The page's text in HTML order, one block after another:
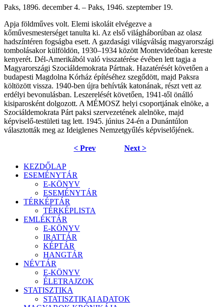
Paks, 1896. december 4. – Paks, 1946. szeptember 19.
Apja földműves volt. Elemi iskoláit elvégezve a
kőművesmesterséget tanulta ki. Az első világháborúban az olasz
hadszíntéren fogságba esett. A gazdasági világválság magyarországi
tombolásakor külföldön, 1930–1934 között Montevideóban kereste
kenyerét. Dél-Amerikából való visszatérése évében lett tagja a
Magyarországi Szociáldemokrata Pártnak. Hazatérését követően a
budapesti Magdolna Kórház építéséhez szegődött, majd Paksra
költözött vissza. 1940-ben újra behívták katonának, részt vett az
erdélyi bevonulásban. Leszerelését követően, 1941-től önálló
kisiparosként dolgozott. A MÉMOSZ helyi csoportjának elnöke, a
Szociáldemokrata Párt paksi szervezetének alelnöke, majd
képviselő-testületi tag lett. 1945. június 24-én a Dunántúlon
választották meg az Ideiglenes Nemzetgyűlés képviselőjének.
< Prev Next >
KEZDŐLAP
ESEMÉNYTÁR
E-KÖNYV
ESEMÉNYTÁR
TÉRKÉPTÁR
TÉRKÉPLISTA
EMLÉKTÁR
E-KÖNYV
IRATTÁR
KÉPTÁR
HANGTÁR
NÉVTÁR
E-KÖNYV
ÉLETRAJZOK
STATISZTIKA
STATISZTIKAI ADATOK